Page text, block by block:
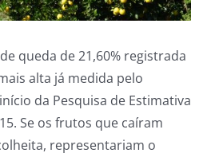
queda de 21,60% registrada
alta já medida pelo
da Pesquisa de Estimativa
Se os frutos que caíram
representariam o